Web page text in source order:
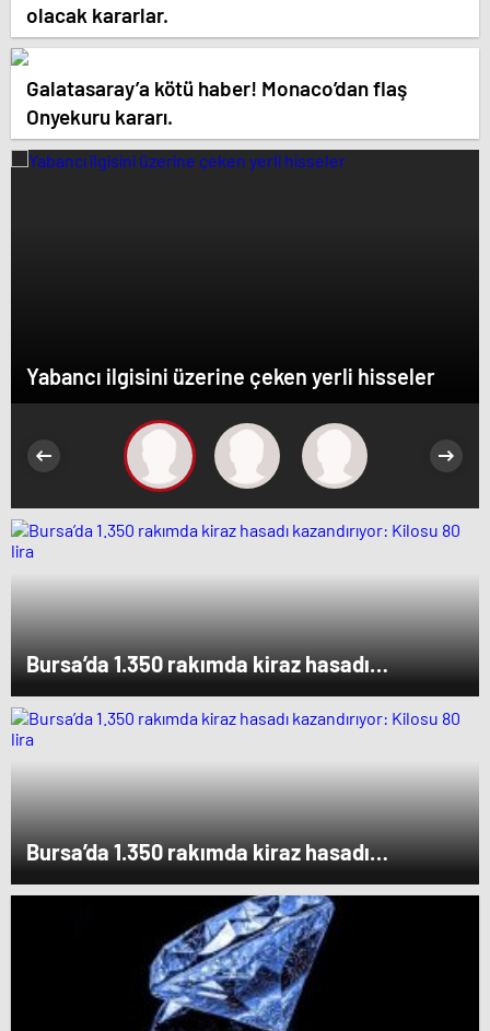
olacak kararlar.
Galatasaray’a kötü haber! Monaco’dan flaş
Onyekuru kararı.
Yabancı ilgisini üzerine çeken yerli hisseler
Bursa’da 1.350 rakımda kiraz hasadı
kazandırıyor: Kilosu 80 lira
Bursa’da 1.350 rakımda kiraz hasadı
kazandırıyor: Kilosu 80 lira